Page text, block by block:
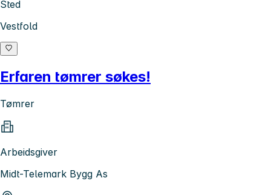
Sted
Vestfold
Erfaren tømrer søkes!
Tømrer
Arbeidsgiver
Midt-Telemark Bygg As